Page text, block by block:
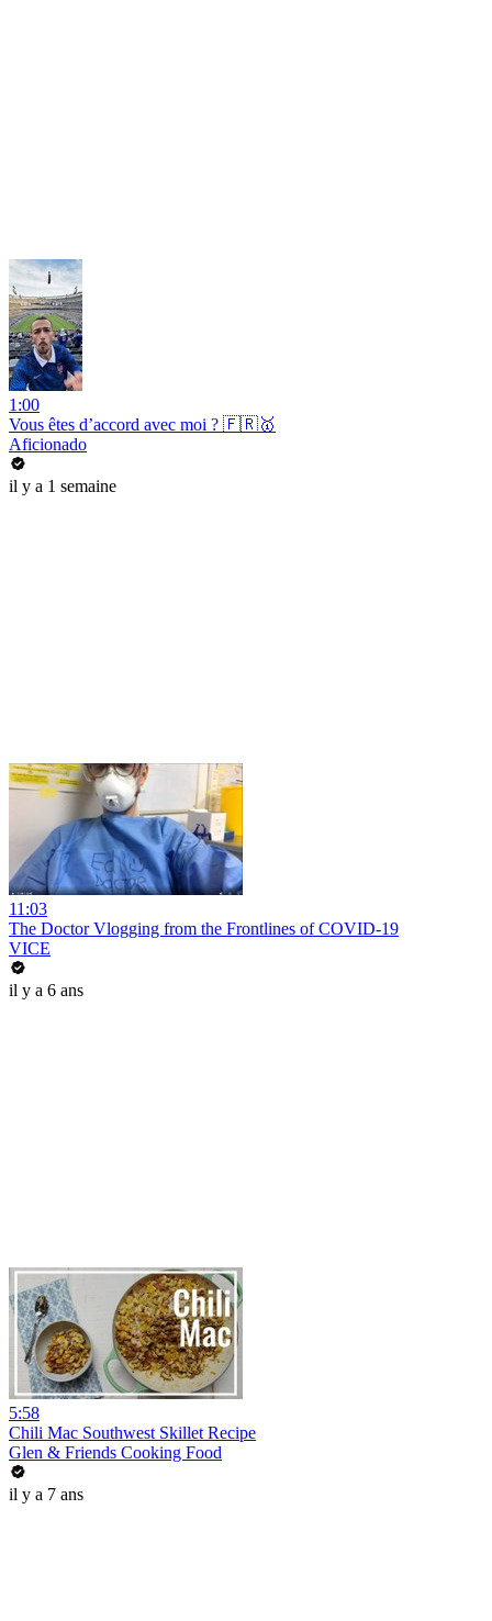
1:00
Vous êtes d’accord avec moi ? 🇫🇷🥇
Aficionado
il y a 1 semaine
11:03
The Doctor Vlogging from the Frontlines of COVID-19
VICE
il y a 6 ans
5:58
Chili Mac Southwest Skillet Recipe
Glen & Friends Cooking Food
il y a 7 ans